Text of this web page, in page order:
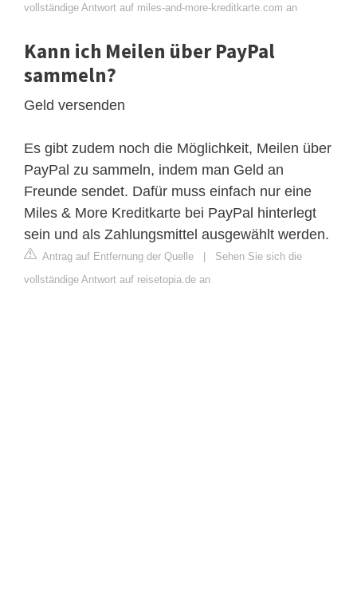
vollständige Antwort auf miles-and-more-kreditkarte.com an
Kann ich Meilen über PayPal
sammeln?
Geld versenden
Es gibt zudem noch die Möglichkeit, Meilen über
PayPal zu sammeln, indem man Geld an
Freunde sendet. Dafür muss einfach nur eine
Miles & More Kreditkarte bei PayPal hinterlegt
sein und als Zahlungsmittel ausgewählt werden.
Antrag auf Entfernung der Quelle | Sehen Sie sich die
vollständige Antwort auf reisetopia.de an